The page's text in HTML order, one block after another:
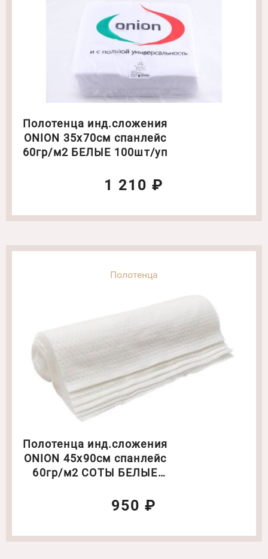
Полотенца инд.сложения
ONION 35х70см спанлейс
60гр/м2 БЕЛЫЕ 100шт/уп
1 210 ₽
Полотенца
Полотенца инд.сложения
ONION 45х90см спанлейс
60гр/м2 СОТЫ БЕЛЫЕ
950 ₽